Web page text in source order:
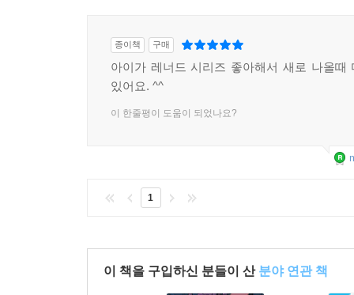
종이책 구매
아이가 레너드 시리즈 좋아해서 새로 나올때
있어요. ^^
이 한줄평이 도움이 되었나요?
1
이 책을 구입하신 분들이 산 분야 연관 책